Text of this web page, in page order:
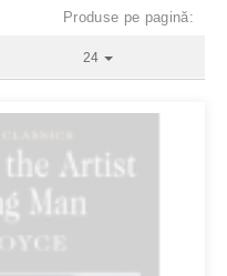
Produse pe pagină:
24